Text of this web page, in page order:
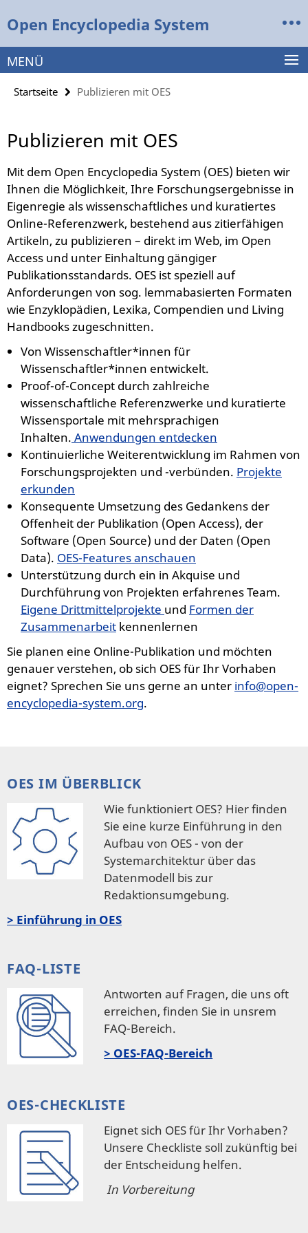
direkt
Inhalt
Open Encyclopedia System
Service-
Navigation
MENÜ
Startseite Publizieren mit OES
Publizieren mit OES
Mit dem Open Encyclopedia System (OES) bieten wir
Ihnen die Möglichkeit, Ihre Forschungsergebnisse in
Eigenregie als wissenschaftliches und kuratiertes
Online-Referenzwerk, bestehend aus zitierfähigen
Artikeln, zu publizieren – direkt im Web, im Open
Access und unter Einhaltung gängiger
Publikationsstandards. OES ist speziell auf
Anforderungen von sog. lemmabasierten Formaten
wie Enzyklopädien, Lexika, Compendien und Living
Handbooks zugeschnitten.
Von Wissenschaftler*innen für
Wissenschaftler*innen entwickelt.
Proof-of-Concept durch zahlreiche
wissenschaftliche Referenzwerke und kuratierte
Wissensportale mit mehrsprachigen
Inhalten. Anwendungen entdecken
Kontinuierliche Weiterentwicklung im Rahmen von
Forschungsprojekten und -verbünden. Projekte
erkunden
Konsequente Umsetzung des Gedankens der
Offenheit der Publikation (Open Access), der
Software (Open Source) und der Daten (Open
Data). OES-Features anschauen
Unterstützung durch ein in Akquise und
Durchführung von Projekten erfahrenes Team.
Eigene Drittmittelprojekte und Formen der
Zusammenarbeit kennenlernen
Sie planen eine Online-Publikation und möchten
genauer verstehen, ob sich OES für Ihr Vorhaben
eignet? Sprechen Sie uns gerne an unter info@open-
encyclopedia-system.org.
OES IM ÜBERBLICK
Wie funktioniert OES? Hier finden
Sie eine kurze Einführung in den
Aufbau von OES - von der
Systemarchitektur über das
Datenmodell bis zur
Redaktionsumgebung.
> Einführung in OES
FAQ-LISTE
Antworten auf Fragen, die uns oft
erreichen, finden Sie in unsrem
FAQ-Bereich.
> OES-FAQ-Bereich
OES-CHECKLISTE
Eignet sich OES für Ihr Vorhaben?
Unsere Checkliste soll zukünftig bei
der Entscheidung helfen.
In Vorbereitung